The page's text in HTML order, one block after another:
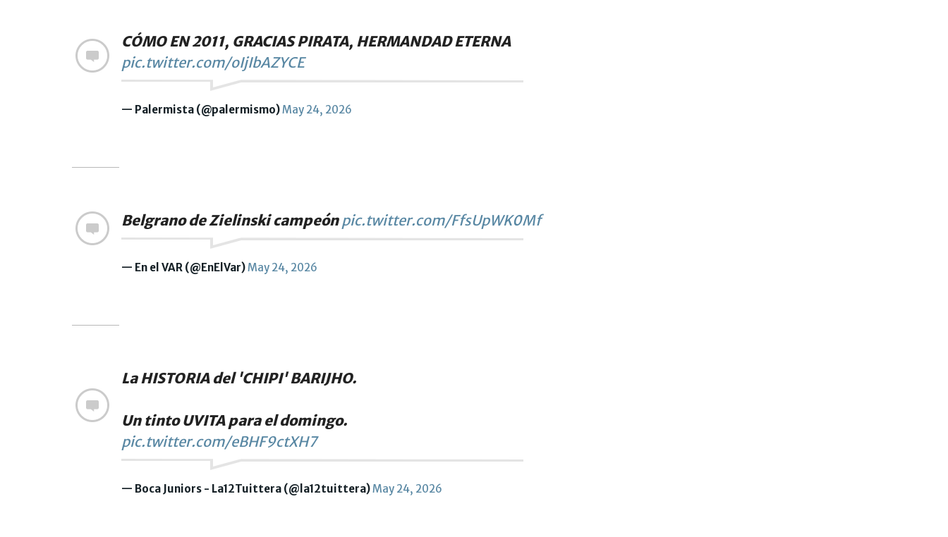
CÓMO EN 2011, GRACIAS PIRATA, HERMANDAD ETERNA
pic.twitter.com/oIjIbAZYCE
— Palermista (@palermismo)May 24, 2026
Belgrano de Zielinski campeón pic.twitter.com/FfsUpWK0Mf
— En el VAR (@EnElVar)May 24, 2026
La HISTORIA del 'CHIPI' BARIJHO.
Un tinto UVITA para el domingo.
pic.twitter.com/eBHF9ctXH7
— Boca Juniors - La12Tuittera (@la12tuittera)May 24, 2026